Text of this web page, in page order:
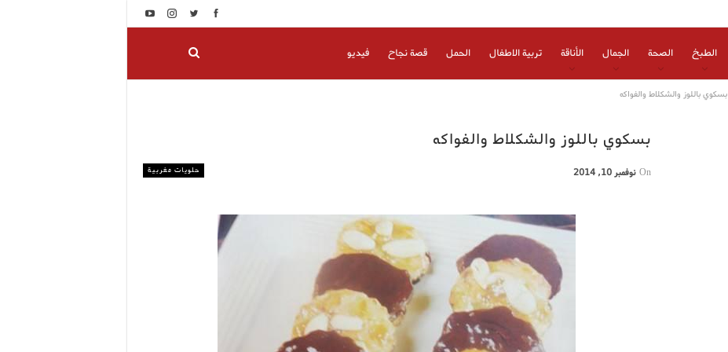
الطبخ الصحة الجمال الأناقة تربية الاطفال الحمل قصة نجاح فيديو
بسكوي باللوز والشكلاط والفواكه
بسكوي باللوز والشكلاط والفواكه
حلويات مغربية On نوفمبر 10, 2014